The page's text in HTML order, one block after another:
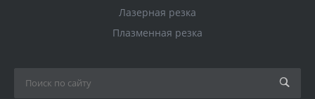
Лазерная резка
Плазменная резка